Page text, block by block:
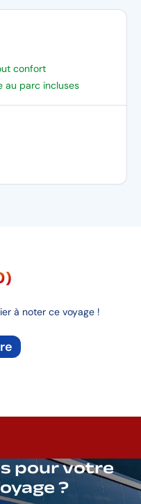
confort
au parc incluses
à noter ce voyage !
pour votre
?